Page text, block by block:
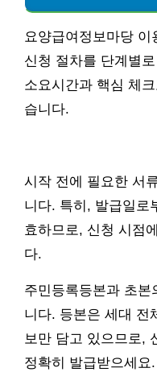
요양급여정보마당 이
신청 절차를 단계별
소요시간과 핵심 체
습니다.
시작 전에 필요한 서
니다. 특히, 발급일로
효하므로, 신청 시점
다.
주민등록등본과 초
니다. 등본은 세대 전
보만 담고 있으므로,
정확히 발급받으세요.